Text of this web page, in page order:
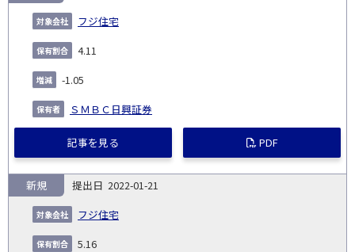
フジ住宅
4.11
-1.05
ＳＭＢＣ日興証券
記事を見る PDF
2022-01-21
フジ住宅
新規
5.16